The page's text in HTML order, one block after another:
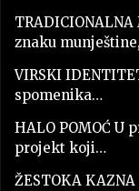
znaku
VIRSKI
spomenika…
HALO POMOĆ U
projekt koji…
ŽESTOKA